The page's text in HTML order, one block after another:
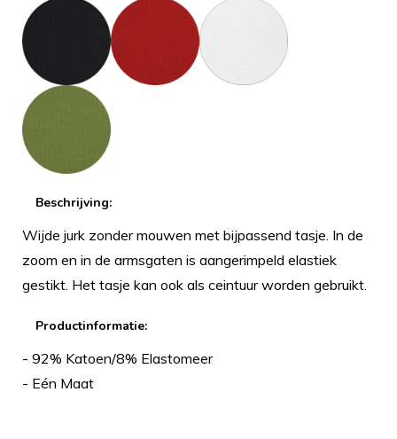
Beschrijving:
Wijde jurk zonder mouwen met bijpassend tasje. In de
zoom en in de armsgaten is aangerimpeld elastiek
gestikt. Het tasje kan ook als ceintuur worden gebruikt.
Productinformatie:
- 92% Katoen/8% Elastomeer
- Eén Maat